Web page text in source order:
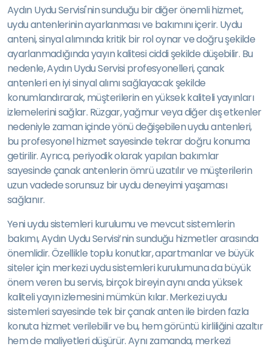
Aydın Uydu Servisi'nin sunduğu bir diğer önemli hizmet,
uydu antenlerinin ayarlanması ve bakımını içerir. Uydu
anteni, sinyal alımında kritik bir rol oynar ve doğru şekilde
ayarlanmadığında yayın kalitesi ciddi şekilde düşebilir. Bu
nedenle, Aydın Uydu Servisi profesyonelleri, çanak
antenleri en iyi sinyal alımı sağlayacak şekilde
konumlandırarak, müşterilerin en yüksek kaliteli yayınları
izlemelerini sağlar. Rüzgar, yağmur veya diğer dış etkenler
nedeniyle zaman içinde yönü değişebilen uydu antenleri,
bu profesyonel hizmet sayesinde tekrar doğru konuma
getirilir. Ayrıca, periyodik olarak yapılan bakımlar
sayesinde çanak antenlerin ömrü uzatılır ve müşterilerin
uzun vadede sorunsuz bir uydu deneyimi yaşaması
sağlanır.
Yeni uydu sistemleri kurulumu ve mevcut sistemlerin
bakımı, Aydın Uydu Servisi’nin sunduğu hizmetler arasında
önemlidir. Özellikle toplu konutlar, apartmanlar ve büyük
siteler için merkezi uydu sistemleri kurulumuna da büyük
önem veren bu servis, birçok bireyin aynı anda yüksek
kaliteli yayın izlemesini mümkün kılar. Merkezi uydu
sistemleri sayesinde tek bir çanak anten ile birden fazla
konuta hizmet verilebilir ve bu, hem görüntü kirliliğini azaltır
hem de maliyetleri düşürür. Aynı zamanda, merkezi